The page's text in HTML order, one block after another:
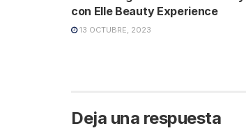
con Elle Beauty Experience
13 OCTUBRE, 2023
Deja una respuesta